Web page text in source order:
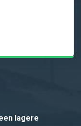
lagere